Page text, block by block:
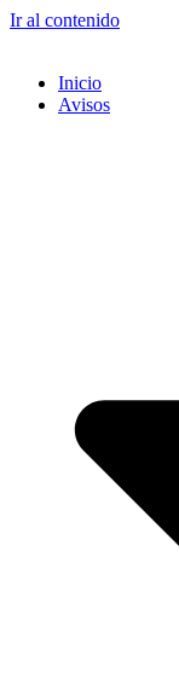
Ir al contenido
Inicio
Avisos